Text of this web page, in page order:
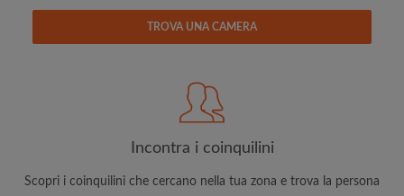
Ho letto, compreso e accettato Termini e le Condizioni e
Politica sulla Riservatezza
Con l'adesione a Roomgo riceverai offerte esclusive e
TROVA UNA CAMERA
Incontra i coinquilini
Scopri i coinquilini che cercano nella tua zona e trova la persona